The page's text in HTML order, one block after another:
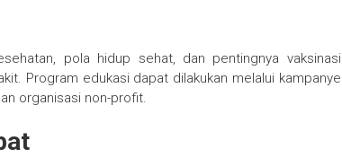
pola hidup sehat, dan pentingnya vaksinasi
Program edukasi dapat dilakukan melalui kampanye
organisasi non-profit.